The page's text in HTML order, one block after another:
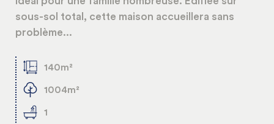
sous-sol total, cette maison accueillera sans
problème...
140m²
1004m²
1